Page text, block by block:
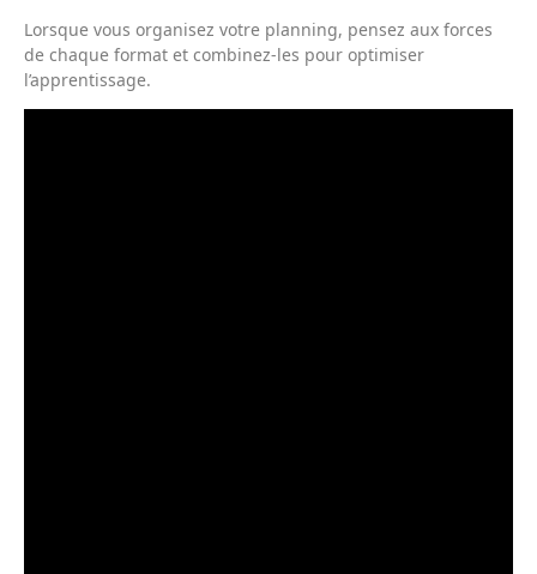
Lorsque vous organisez votre planning, pensez aux forces
de chaque format et combinez-les pour optimiser
l’apprentissage.